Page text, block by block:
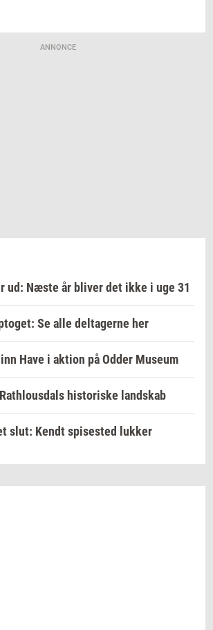
ANNONCE
ud: Næste år bliver det ikke i uge 31
Se alle deltagerne her
Have i aktion på Odder Museum
historiske landskab
slut: Kendt spisested lukker